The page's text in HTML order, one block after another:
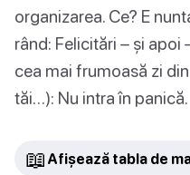
organizarea. Ce? E
rând: Felicitări – și apoi
cea mai frumoasă zi
tăi…): Nu intra în panică.
📖 Afișează tabla de